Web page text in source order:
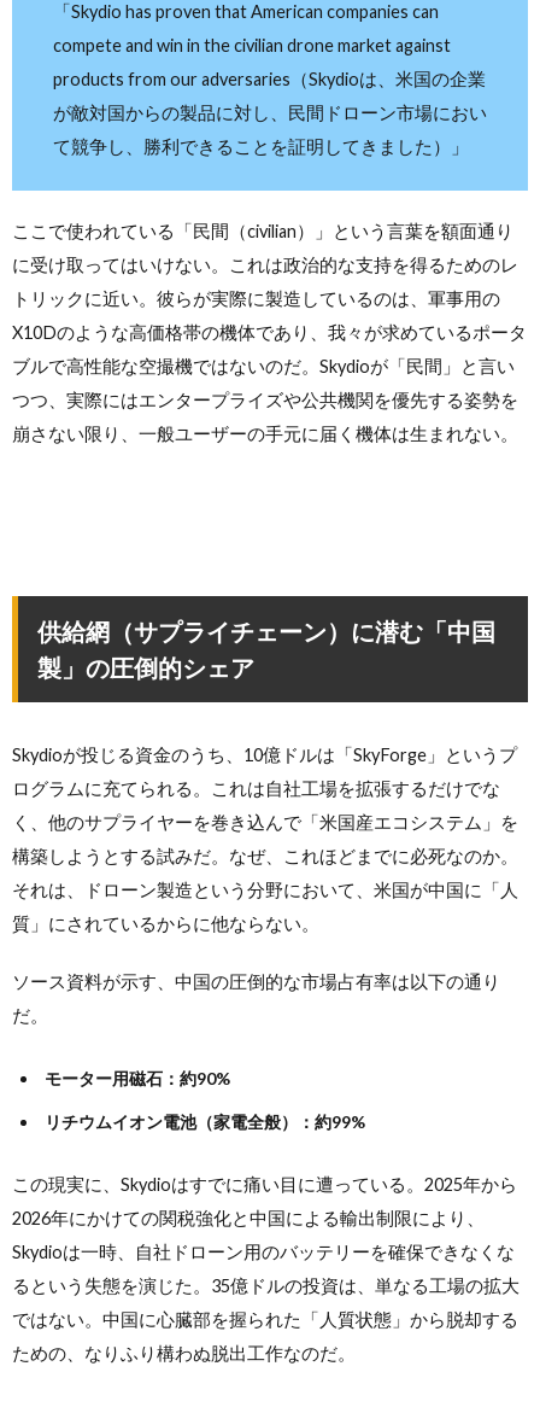
「Skydio has proven that American companies can
compete and win in the civilian drone market against
products from our adversaries（Skydioは、米国の企業
が敵対国からの製品に対し、民間ドローン市場におい
て競争し、勝利できることを証明してきました）」
ここで使われている「民間（civilian）」という言葉を額面通り
に受け取ってはいけない。これは政治的な支持を得るためのレ
トリックに近い。彼らが実際に製造しているのは、軍事用の
X10Dのような高価格帯の機体であり、我々が求めているポータ
ブルで高性能な空撮機ではないのだ。Skydioが「民間」と言い
つつ、実際にはエンタープライズや公共機関を優先する姿勢を
崩さない限り、一般ユーザーの手元に届く機体は生まれない。
供給網（サプライチェーン）に潜む「中国
製」の圧倒的シェア
Skydioが投じる資金のうち、10億ドルは「SkyForge」というプ
ログラムに充てられる。これは自社工場を拡張するだけでな
く、他のサプライヤーを巻き込んで「米国産エコシステム」を
構築しようとする試みだ。なぜ、これほどまでに必死なのか。
それは、ドローン製造という分野において、米国が中国に「人
質」にされているからに他ならない。
ソース資料が示す、中国の圧倒的な市場占有率は以下の通り
だ。
モーター用磁石：約90%
リチウムイオン電池（家電全般）：約99%
この現実に、Skydioはすでに痛い目に遭っている。2025年から
2026年にかけての関税強化と中国による輸出制限により、
Skydioは一時、自社ドローン用のバッテリーを確保できなくな
るという失態を演じた。35億ドルの投資は、単なる工場の拡大
ではない。中国に心臓部を握られた「人質状態」から脱却する
ための、なりふり構わぬ脱出工作なのだ。